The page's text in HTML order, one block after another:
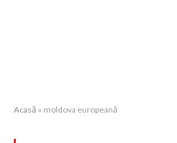
Acasă » moldova europeană